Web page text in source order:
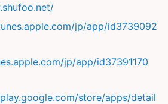
jp/app/id3739092
jp/app/id37391170
store/apps/detail